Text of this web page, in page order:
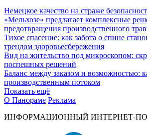
Немецкое качество на страже
«Мельхозе» предлагает комплексные
предотвращения производственного
Тихое спасение: как забота о спине
трендом здоровьесбережения
Вид на жительство под микроскопом:
поспешных решений
Баланс между заказом и возможностью:
производственным потоком
Показать ещё
О Панораме Реклама
ИНФОРМАЦИОННЫЙ ИНТЕРНЕТ-